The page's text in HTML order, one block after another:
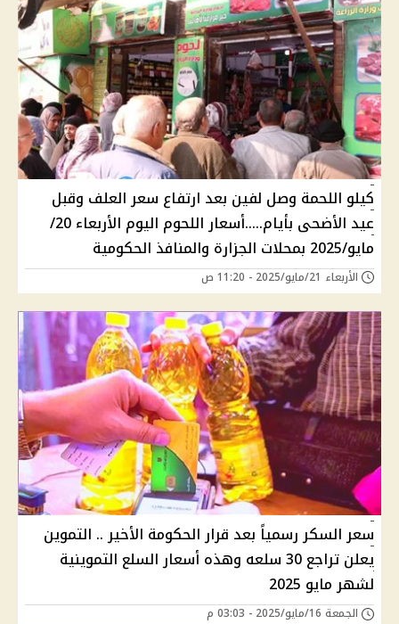
كيلو اللحمة وصل لفين بعد ارتفاع سعر العلف وقبل
عيد الأضحى بأيام.....أسعار اللحوم اليوم الأربعاء 20/
مايو/2025 بمحلات الجزارة والمنافذ الحكومية
الأربعاء 21/مايو/2025 - 11:20 ص
سعر السكر رسمياً بعد قرار الحكومة الأخير .. التموين
يعلن تراجع 30 سلعه وهذه أسعار السلع التموينية
لشهر مايو 2025
الجمعة 16/مايو/2025 - 03:03 م